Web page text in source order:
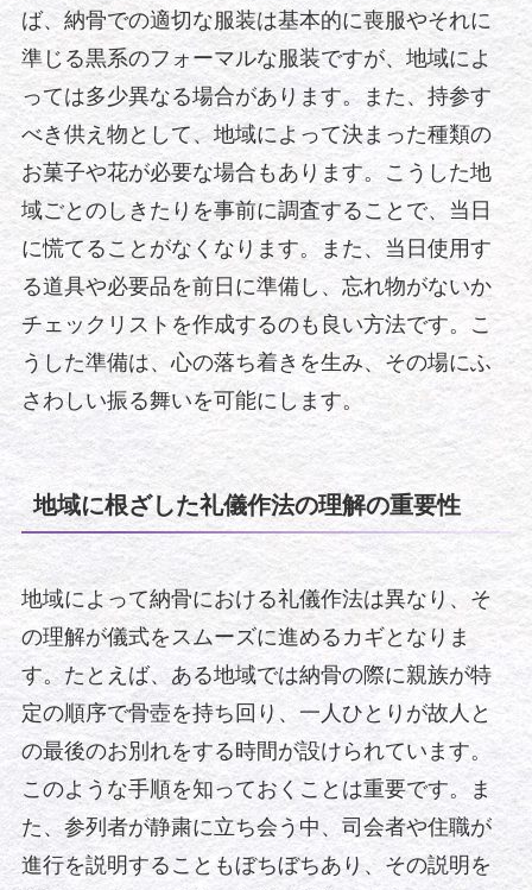
ば、納骨での適切な服装は基本的に喪服やそれに
準じる黒系のフォーマルな服装ですが、地域によ
っては多少異なる場合があります。また、持参す
べき供え物として、地域によって決まった種類の
お菓子や花が必要な場合もあります。こうした地
域ごとのしきたりを事前に調査することで、当日
に慌てることがなくなります。また、当日使用す
る道具や必要品を前日に準備し、忘れ物がないか
チェックリストを作成するのも良い方法です。こ
うした準備は、心の落ち着きを生み、その場にふ
さわしい振る舞いを可能にします。
地域に根ざした礼儀作法の理解の重要性
地域によって納骨における礼儀作法は異なり、そ
の理解が儀式をスムーズに進めるカギとなりま
す。たとえば、ある地域では納骨の際に親族が特
定の順序で骨壺を持ち回り、一人ひとりが故人と
の最後のお別れをする時間が設けられています。
このような手順を知っておくことは重要です。ま
た、参列者が静粛に立ち会う中、司会者や住職が
進行を説明することもぼちぼちあり、その説明を